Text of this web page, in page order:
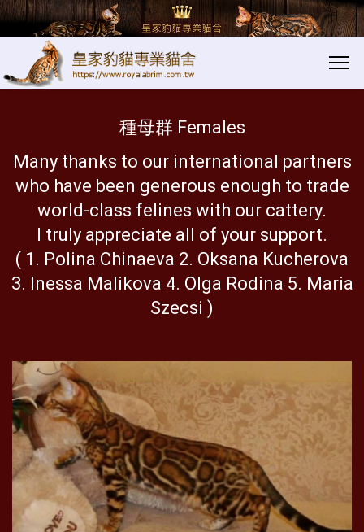
xx
種母群 Females
Many thanks to our international partners
who have been generous enough to trade
world-class felines with our cattery.
I truly appreciate all of your support.
( 1. Polina Chinaeva 2. Oksana Kucherova
3. Inessa Malikova 4. Olga Rodina 5. Maria
Szecsi )